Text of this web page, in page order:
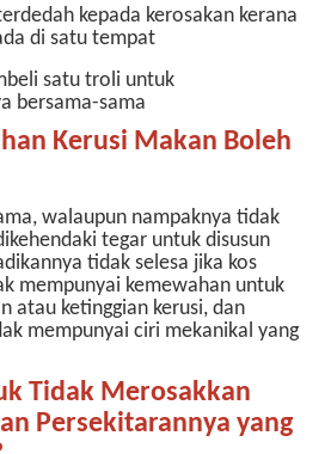
kepada kerosakan kerana
di satu tempat
satu troli untuk
bersama-sama
Kerusi Makan Boleh
walaupun nampaknya tidak
tegar untuk disusun
tidak selesa jika kos
mempunyai kemewahan untuk
atau ketinggian kerusi, dan
mempunyai ciri mekanikal yang
Tidak Merosakkan
Persekitarannya yang